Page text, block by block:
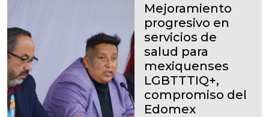
Mejoramiento
progresivo en
servicios de
salud para
mexiquenses
LGBTTTIQ+,
compromiso del
Edomex